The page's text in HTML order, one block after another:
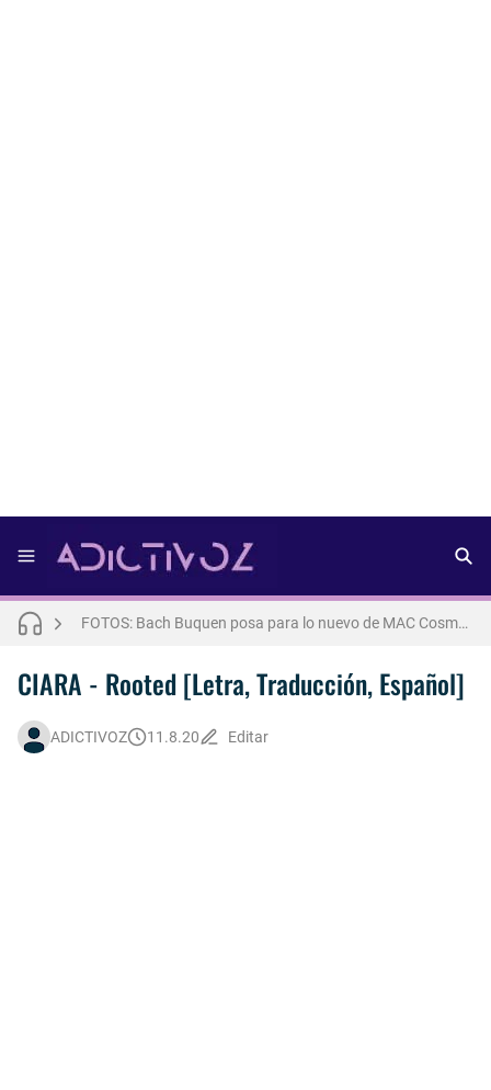
FOTOS: Nuno Gallego posa para lo nuevo de Neo2 [2025]
FOTOS: Bach Buquen posa para lo nuevo de MAC Cosmetics [2025]
CIARA - Rooted [Letra, Traducción, Español]
ADICTIVOZ 11.8.20 Editar